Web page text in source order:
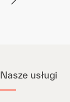
Nasze usługi